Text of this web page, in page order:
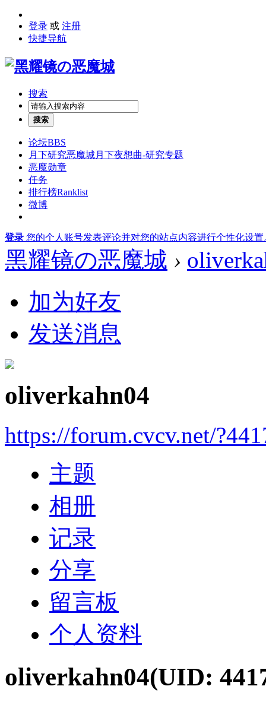
登录 或 注册
快捷导航
搜索
搜索
论坛BBS
月下研究恶魔城月下夜想曲-研究专题
恶魔勋章
任务
排行榜Ranklist
微博
登录 您的个人账号发表评论并对您的站点内容进行个性化设置
黑耀镜の恶魔城 ›
加为好友
发送消息
oliverkahn04
https://forum.cvcv.net/
主题
相册
记录
分享
留言板
个人资料
oliverkahn04(UID: